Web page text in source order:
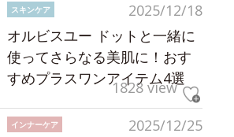
2025/12/18
スキンケア
オルビスユー ドットと一緒に
使ってさらなる美肌に！おす
すめプラスワンアイテム4選
1828 view
2025/12/25
インナーケア